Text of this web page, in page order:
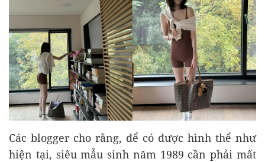
Các blogger cho rằng, để có được hình thể như
hiện tại, siêu mẫu sinh năm 1989 cần phải mất